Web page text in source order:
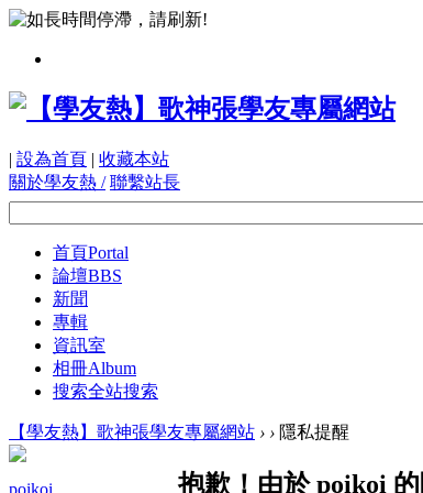
| 設為首頁 | 收藏本站
關於學友熱 / 聯繫站長
首頁Portal
論壇BBS
新聞
專輯
資訊室
相冊Album
搜索全站搜索
【學友熱】歌神張學友專屬網站 › › 隱私提醒
poikoi 抱歉！由於 poikoi